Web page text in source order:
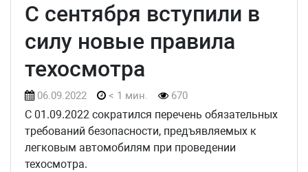
С сентября вступили в
силу новые правила
техосмотра
06.09.2022 < 1 мин. 670
С 01.09.2022 сократился перечень обязательных
требований безопасности, предъявляемых к
легковым автомобилям при проведении
техосмотра.